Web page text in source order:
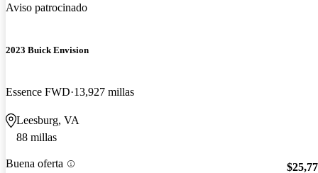
Aviso patrocinado
2023 Buick Envision
Essence FWD 13,927 millas
Leesburg, VA
88 millas
Buena oferta